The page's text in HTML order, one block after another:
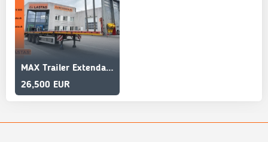
MAX Trailer Extendable / Ausziehbarer auflieger
26,500 EUR